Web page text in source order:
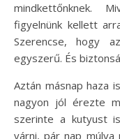
mindkettőnknek.
figyelnünk kellett
Szerencse, hogy
egyszerű. És
Aztán másnap haza
nagyon jól érezte
szerinte a kutyust
várni, pár nap